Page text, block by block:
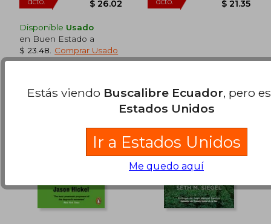
Disponible Usado
en Buen Estado a
$ 23.48
Comprar Usado
Estás viendo Buscalibre Ecuador, pero
Estados Unidos
Ir a Estados Unidos
Me quedo aquí